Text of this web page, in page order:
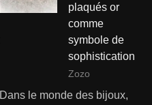
plaqués or
comme
symbole de
sophistication
Zozo
Dans le monde des bijoux,